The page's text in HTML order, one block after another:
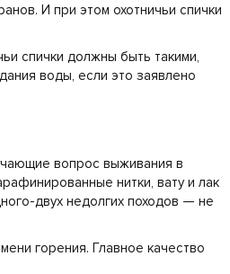
И при этом охотничьи спички
спички должны быть такими,
воды, если это заявлено
вопрос выживания в
нитки, вату и лак
двух недолгих походов — не
горения. Главное качество